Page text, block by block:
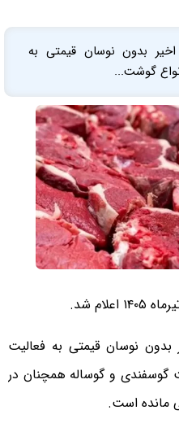
بدون نوسان قیمتی به
گوشت...
بدون نوسان قیمتی به فعالیت
گوسفندی و گوساله همچنان در
مانده است.